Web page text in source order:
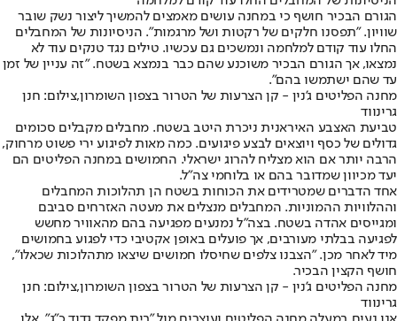
הגורם הבכיר חושף כי במחנה עושים מאמצים להמשיך ליצור נשק שובר
שוויון. "תפסנו חלקים של רקטות ושל מרגמות". הניסיונות של המחבלים
החלו עוד קודם למלחמה ונמשכים גם עכשיו. טילים נגד טנקים עוד לא
נמצאו, אך הגורם הבכיר משוכנע שהם כבר בנמצא בשטח. "זה עניין של זמן
עד שהם ישתמשו בהם".
מחנה הפליטים ג'נין - קן הצרעות של הטרור בצפון השומרון,צילום: חנן
גרינווד
טביעת האצבע האיראנית ניכרת היטב בשטח. מחבלים מקבלים סכומים
גדולים של כסף ויוצאים לבצע פיגועים. כמה מאות לפיגוע ירי פשוט מרחוק,
הרבה יותר אם הוא מצליח להרוג ישראלי. החמושים במחנה הפליטים הם
יעד מכיוון שמדובר בהם או בלוחמי צה"ל.
אחד הדברים שמטרידים את הכוחות בשטח הן תהלוכות המחבלים
וההלוויות ההמוניות. המחבלים מנצלים את מעטה האזרחים סביבם
ומגייסים אהדה בשטח. בצה"ל נמנעים מפגיעה בהם מהאוויר מחשש
לפגיעה בבלתי מעורבים, אך פועלים באופן אקטיבי כדי לפגוע בחמושים
מיד לאחר מכן. "הצבנו צלפים שחיסלו חמושים שיצאו מתהלוכות שכאלו",
חושף הקצין הבכיר.
מחנה הפליטים ג'נין - קן הצרעות של הטרור בצפון השומרון,צילום: חנן
גרינווד